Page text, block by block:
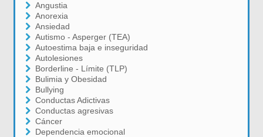
Angustia
Anorexia
Ansiedad
Autismo - Asperger (TEA)
Autoestima baja e inseguridad
Autolesiones
Borderline - Límite (TLP)
Bulimia y Obesidad
Bullying
Conductas Adictivas
Conductas agresivas
Cáncer
Dependencia emocional